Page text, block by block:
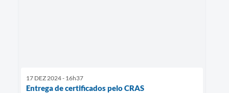
17 DEZ 2024 - 16h37
Entrega de certificados pelo CRAS